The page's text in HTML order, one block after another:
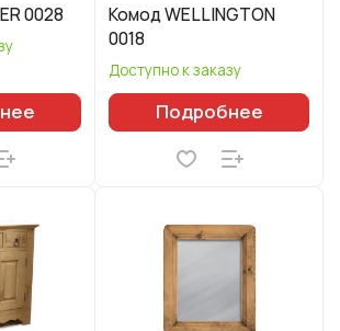
0028
Комод WELLINGTON
0018
Доступно к заказу
Подробнее